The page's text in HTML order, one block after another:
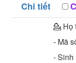
Chi tiết
💁 Họ
- Mã
- Sinh